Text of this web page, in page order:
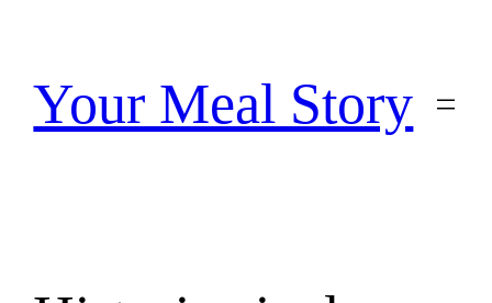
treściYour Meal Story